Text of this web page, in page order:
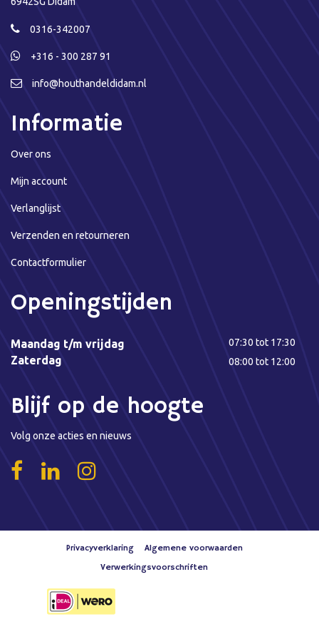
0316-342007
+316 - 300 287 91
info@houthandeldidam.nl
Informatie
Over ons
Mijn account
Verlanglijst
Verzenden en retourneren
Contactformulier
Openingstijden
Maandag t/m vrijdag
Zaterdag
07:30 tot 17:30
08:00 tot 12:00
Blijf op de hoogte
Volg onze acties en nieuws
Privacyverklaring
Algemene voorwaarden
Verwerkingsvoorschriften